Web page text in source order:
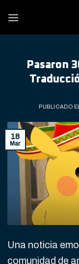
Pasaron
PUBLICADO EL
18
Mar
Una noticia
comunidad de